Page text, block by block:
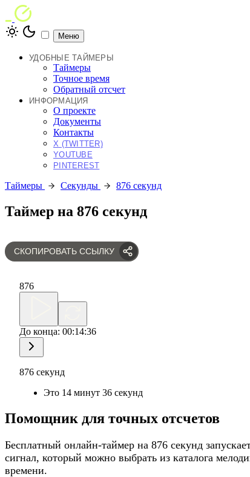
Меню
УДОБНЫЕ ТАЙМЕРЫ
Таймеры
Точное время
Обратный отсчет
ИНФОРМАЦИЯ
О проекте
Документы
Контакты
X (TWITTER)
YOUTUBE
PINTEREST
Таймеры Секунды 876 секунд
Таймер на 876 секунд
СКОПИРОВАТЬ ССЫЛКУ
876
До конца: 00:14:36
876 секунд
Это 14 минут 36 секунд
Помощник для точных отсчетов
Бесплатный онлайн-таймер на 876 секунд
сигнал, который можно выбрать из каталога
времени.